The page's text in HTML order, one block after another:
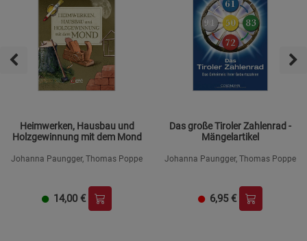
Heimwerken, Hausbau und
Holzgewinnung mit dem Mond
Johanna Paungger, Thomas Poppe
14,00 €
Das große Tiroler Zahlenrad -
Mängelartikel
Johanna Paungger, Thomas Poppe
6,95 €